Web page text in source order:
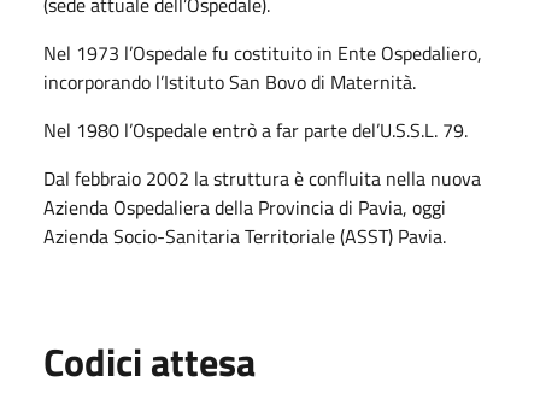
Nel 1973 l’Ospedale fu costituito in Ente Ospedaliero,
incorporando l’Istituto San Bovo di Maternità.
Nel 1980 l’Ospedale entrò a far parte del’U.S.S.L. 79.
Dal febbraio 2002 la struttura è confluita nella nuova
Azienda Ospedaliera della Provincia di Pavia, oggi
Azienda Socio-Sanitaria Territoriale (ASST) Pavia.
Codici attesa